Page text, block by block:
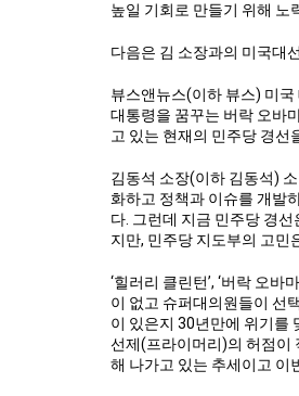
높일 기회로 만들기 위해 노
다음은 김 소장과의 미국대
뷰스앤뉴스(이하 뷰스) 미
대통령을 꿈꾸는 버락 오바
고 있는 현재의 민주당 경선
김동석 소장(이하 김동석)
화하고 정책과 이슈를 개발
다. 그런데 지금 민주당 경
지만, 민주당 지도부의 고민
‘힐러리 클린턴’, ‘버락 오
이 없고 슈퍼대의원들이 선
이 있은지 30년만에 위기를
선제(프라이머리)의 허점이
해 나가고 있는 추세이고 이